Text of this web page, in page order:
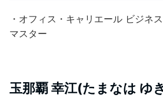
・オフィス・キャリエール ビジネ
マスター
玉那覇 幸江(たまなは ゆ